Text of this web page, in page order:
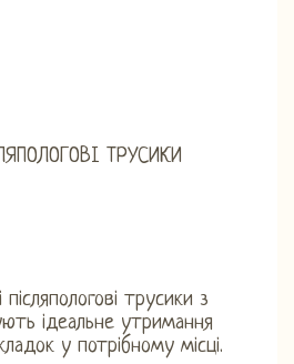
ТРУСИКИ
трусики з
ідеальне утримання
у потрібному місці.